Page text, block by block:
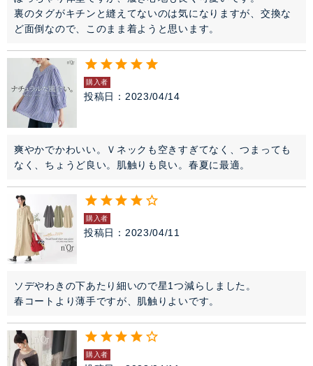
裏のタグがキチンと縫えてないのは気になりますが、交換な
ど面倒なので、このまま着ようと思います。
購入者
投稿日 2023/04/14
爽やかでかわいい。Ｖネックも空きすぎてなく、つまっても
なく、ちょうど良い。肌触りも良い。春夏に最適。
購入者
投稿日 2023/04/11
ソデやわきの下あたり細いので星1つ減らしました。
春コートより薄手ですが、肌触りよいです。
購入者